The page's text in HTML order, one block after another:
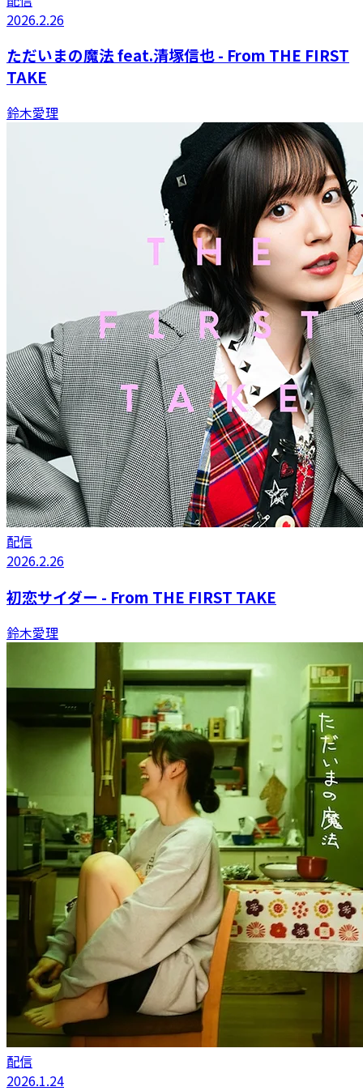
2026.2.26
ただいまの魔法 feat.清塚信也 - From THE FIRST
TAKE
鈴木愛理
配信
2026.2.26
初恋サイダー - From THE FIRST TAKE
鈴木愛理
配信
2026.1.24